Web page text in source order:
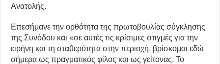
Ανατολής.
Επεσήμανε την ορθότητα της πρωτοβουλίας σύγκλησης
της Συνόδου και «σε αυτές τις κρίσιμες στιγμές για την
ειρήνη και τη σταθερότητα στην περιοχή, βρίσκομαι εδώ
σήμερα ως πραγματικός φίλος και ως γείτονας. Το